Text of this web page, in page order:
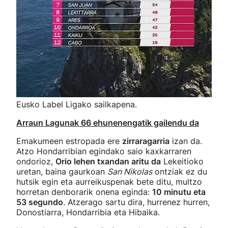
Eusko Label Ligako sailkapena.
Arraun Lagunak 66 ehunenengatik gailendu da
Emakumeen estropada ere zirraragarria izan da.
Atzo Hondarribian egindako saio kaxkarraren
ondorioz, Orio lehen txandan aritu da Lekeitioko
uretan, baina gaurkoan San Nikolasontziak ez du
hutsik egin eta aurreikuspenak bete ditu, multzo
horretan denborarik onena eginda: 10 minutu eta
53 segundo. Atzerago sartu dira, hurrenez hurren,
Donostiarra, Hondarribia eta Hibaika.